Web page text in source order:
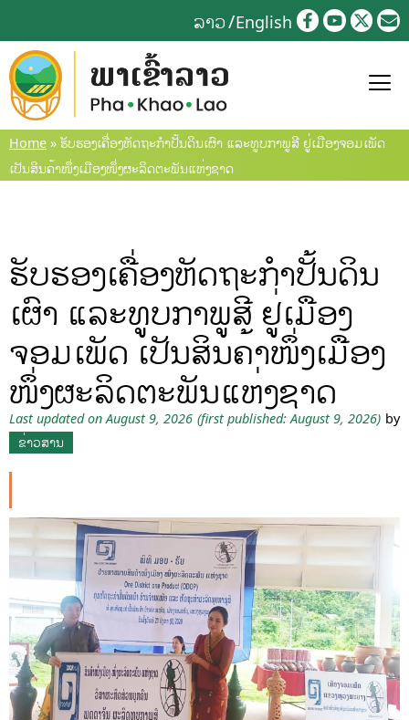
to
content
ລາວ English
Home » ຮັບຮອງເຄື່ອງຫັດຖະກຳປັ້ນດິນເຜົາ ແລະທູບກາພູສີ ຢູ່ເມືອງຈອມເພັດ
ເປັນສິນຄ້າໜຶ່ງເມືອງໜຶ່ງຜະລິດຕະພັນແຫ່ງຊາດ
ຮັບຮອງເຄື່ອງຫັດຖະກຳປັ້ນດິນ
ເຜົາ ແລະທູບກາພູສີ ຢູ່ເມືອງ
ຈອມເພັດ ເປັນສິນຄ້າໜຶ່ງເມືອງ
ໜຶ່ງຜະລິດຕະພັນແຫ່ງຊາດ
Last updated on August 9, 2026 (first published: August 9, 2026) by
ຂ່າວສານ